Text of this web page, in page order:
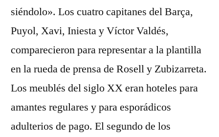
siéndolo». Los cuatro capitanes del Barça,
Puyol, Xavi, Iniesta y Víctor Valdés,
comparecieron para representar a la plantilla
en la rueda de prensa de Rosell y Zubizarreta.
Los meublés del siglo XX eran hoteles para
amantes regulares y para esporádicos
adulterios de pago. El segundo de los